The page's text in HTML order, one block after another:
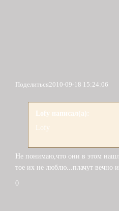
Поделиться2010-09-18 15:24:06
Lofy написал(а):
Lofy
Не понимаю,что они в этом
тое их не люблю...плачут вечно
0